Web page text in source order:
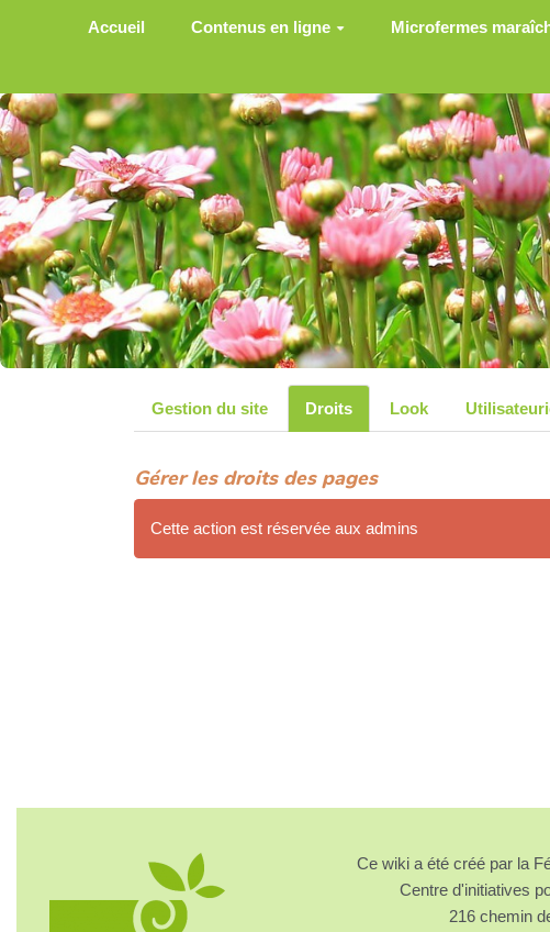
Aller au contenu principal
Accueil Contenus en ligne Microfermes
Gestion du site Droits Look
Gérer les droits des pages
Cette action est réservée aux admins
Ce wiki a été créé par la
Centre d'initiatives
216 chemin